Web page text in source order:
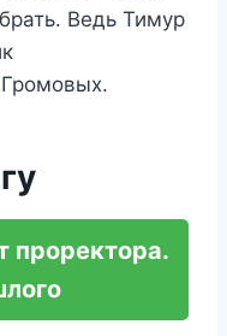
Ведь Тимур
проректора.